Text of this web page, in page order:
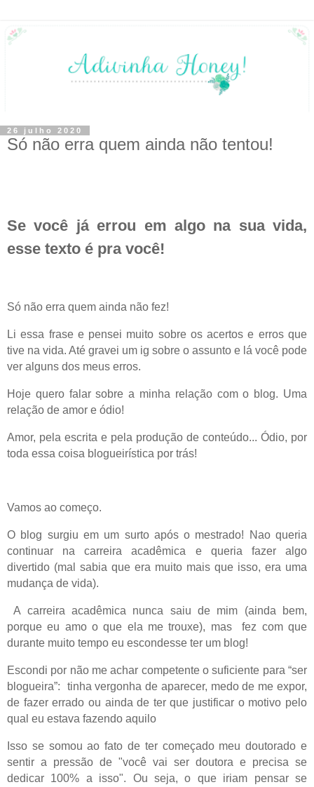
26 julho 2020
Só não erra quem ainda não tentou!
Se você já errou em algo na sua vida,
esse texto é pra você!
Só não erra quem ainda não fez!
Li essa frase e pensei muito sobre os acertos e erros que
tive na vida. Até gravei um ig sobre o assunto e lá você pode
ver alguns dos meus erros.
Hoje quero falar sobre a minha relação com o blog. Uma
relação de amor e ódio!
Amor, pela escrita e pela produção de conteúdo... Ódio, por
toda essa coisa blogueirística por trás!
Vamos ao começo.
O blog surgiu em um surto após o mestrado! Nao queria
continuar na carreira acadêmica e queria fazer algo
divertido (mal sabia que era muito mais que isso, era uma
mudança de vida).
A carreira acadêmica nunca saiu de mim (ainda bem,
porque eu amo o que ela me trouxe), mas fez com que
durante muito tempo eu escondesse ter um blog!
Escondi por não me achar competente o suficiente para “ser
blogueira”:
tinha vergonha de aparecer, medo de me expor,
de fazer errado ou ainda de ter que justificar o motivo pelo
qual eu estava fazendo aquilo
Isso se somou ao fato de ter começado meu doutorado e
sentir a pressão de "você vai ser doutora e precisa se
dedicar 100% a isso". Ou seja, o que iriam pensar se